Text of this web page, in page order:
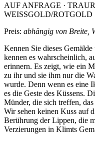
AUF ANFRAGE ·
WEISSGOLD/ROTGOLD
Preis: abhängig von Breite,
Kennen Sie dieses
kennen es wahrscheinlich,
erinnern. Es zeigt, wie ein
zu ihr und sie ihm nur die
wurde. Denn wenn es eine
es die Geste des Küssens.
Münder, die sich treffen, das
Wir sehen keinen Kuss auf
Berührung der Lippen, die
Verzierungen in Klimts